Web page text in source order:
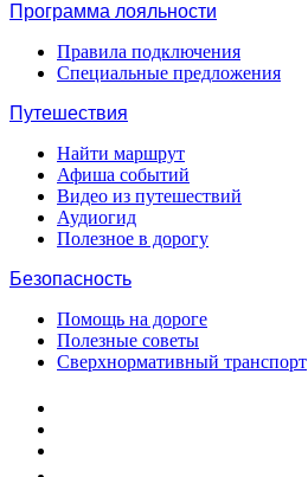
Программа лояльности
Правила подключения
Специальные предложения
Путешествия
Найти маршрут
Афиша событий
Видео из путешествий
Аудиогид
Полезное в дорогу
Безопасность
Помощь на дороге
Полезные советы
Сверхнормативный транспорт